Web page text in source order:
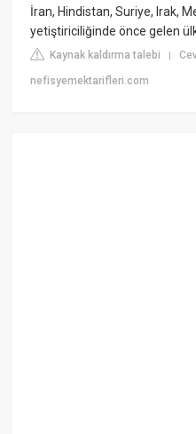
İran, Hindistan, Suriye, Irak,
yetiştiriciliğinde önce gelen
Kaynak kaldırma talebi |
nefisyemektarifleri.com